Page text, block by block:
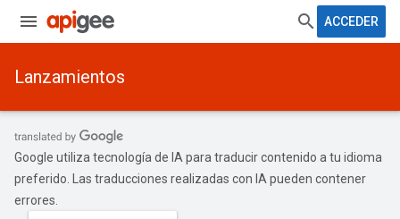
ACCEDER
Lanzamientos
Google utiliza tecnología de IA para traducir contenido a tu idioma
preferido. Las traducciones realizadas con IA pueden contener
errores.